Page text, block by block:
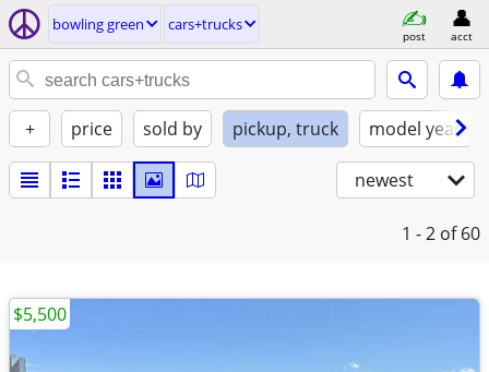
bowling green cars+trucks
post acct
+ price sold by pickup, truck model year
newest
1 - 2 of 60
$5,500